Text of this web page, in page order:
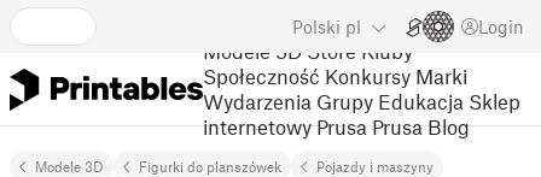
Polski pl Login
Modele 3D Store Kluby
Społeczność Konkursy Marki
Wydarzenia Grupy Edukacja Sklep
internetowy Prusa Prusa Blog
Modele 3D Figurki do planszówek Pojazdy i maszyny